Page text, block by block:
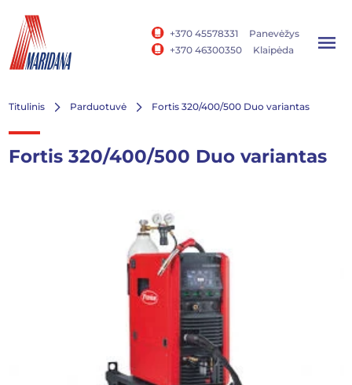
+370 45578331
Panevėžys
+370 46300350
Klaipėda
Titulinis Parduotuvė Fortis 320/400/500 Duo variantas
Fortis 320/400/500 Duo variantas